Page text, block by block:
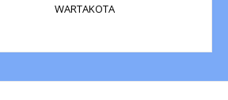
WARTAKOTA